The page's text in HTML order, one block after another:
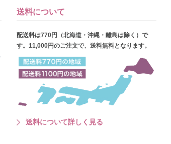
送料について
配送料は770円（北海道・沖縄・離島は除く）で
す。11,000円のご注文で、送料無料となります。
送料について詳しく見る